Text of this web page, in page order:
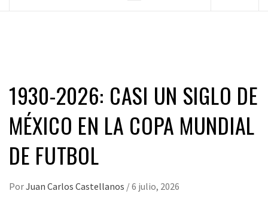
1930-2026: CASI UN SIGLO DE
MÉXICO EN LA COPA MUNDIAL
DE FUTBOL
PorJuan Carlos Castellanos /6 julio, 2026